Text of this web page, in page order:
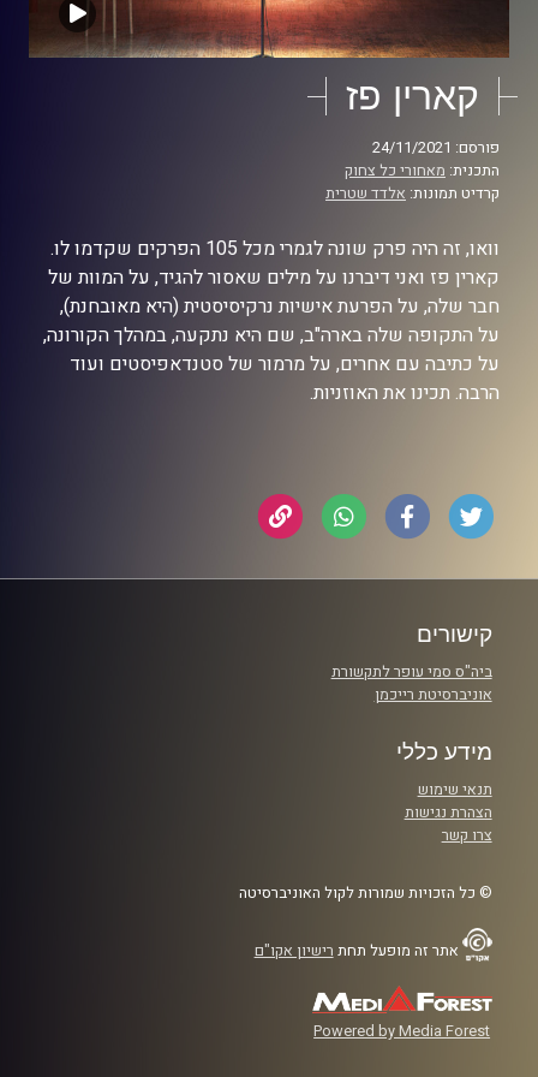
קארין פז
פורסם: 24/11/2021
התכנית: מאחורי כל צחוק
קרדיט תמונות: אלדד שטרית
וואו, זה היה פרק שונה לגמרי מכל 105 הפרקים שקדמו לו.
קארין פז ואני דיברנו על מילים שאסור להגיד, על המוות של
חבר שלה, על הפרעת אישיות נרקיסיסטית (היא מאובחנת),
על התקופה שלה בארה"ב, שם היא נתקעה, במהלך הקורונה,
על כתיבה עם אחרים, על מרמור של סטנדאפיסטים ועוד
הרבה. תכינו את האוזניות.
קישורים
ביה"ס סמי עופר לתקשורת
אוניברסיטת רייכמן
מידע כללי
תנאי שימוש
הצהרת נגישות
צרו קשר
© כל הזכויות שמורות לקול האוניברסיטה
אתר זה מופעל תחת רישיון אקו"ם
Powered by Media Forest